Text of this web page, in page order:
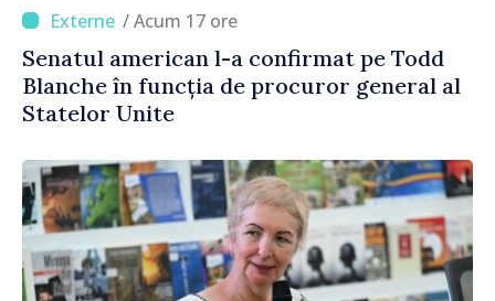
/ Acum 17 ore
Senatul american l-a confirmat pe Todd
Blanche în funcția de procuror general al
Statelor Unite